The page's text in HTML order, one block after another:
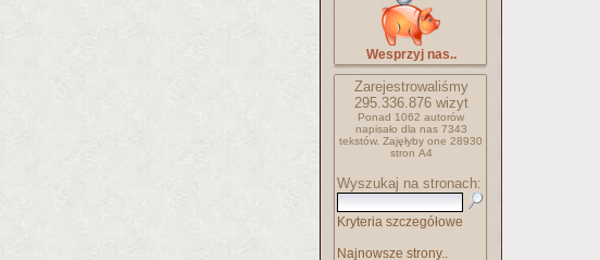
Wesprzyj nas..
Zarejestrowaliśmy
295.336.876wizyt
Ponad 1062 autorów
napisało dla nas 7343
tekstów. Zajęłyby one 28930
stron A4
Wyszukaj na stronach:
Kryteria szczegółowe
Najnowsze strony..